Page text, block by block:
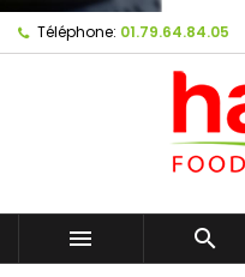
Téléphone: 01.79.64.84.05
 